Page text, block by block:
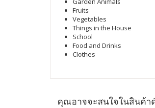
Fruits
Vegetables
Things in the House
School
Food and Drinks
Clothes
คุณอาจจะสนใจในสินค้า